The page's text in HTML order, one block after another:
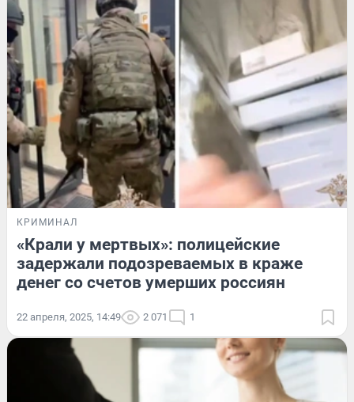
КРИМИНАЛ
«Крали у мертвых»: полицейские
задержали подозреваемых в краже
денег со счетов умерших россиян
22 апреля, 2025, 14:49 2 071 1